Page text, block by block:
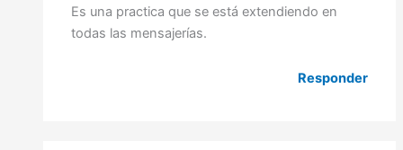
Es una practica que se está extendiendo en
todas las mensajerías.
Responder